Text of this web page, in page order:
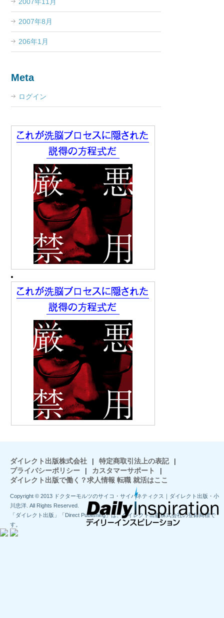
2007年11月
2007年8月
206年1月
Meta
ログイン
ダイレクト出版株式会社 | 特定商取引法上の表記
|
プライバシーポリシー
| カスタマーサポート
|
ダイレクト出版で働く？求人情報 転職 就活はここ
Copyright © 2013 ドクターモルツのサイコ・サイバネティクス｜ダイレクト出版・小
川忠洋. All Rights Reserved.
「ダイレクト出版」「Direct Publishing」は、ダイレクト出版株式会社の登録商標で
す。